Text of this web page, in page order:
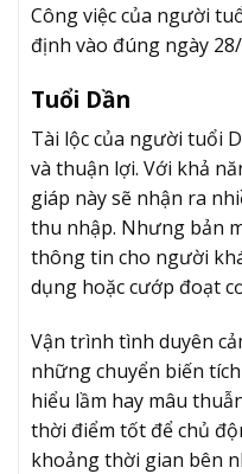
Công việc của người
định vào đúng ngày
Tuổi Dần
Tài lộc của người tuổi
và thuận lợi. Với khả
giáp này sẽ nhận ra
thu nhập. Nhưng bản
thông tin cho người
dụng hoặc cướp đoạt
Vận trình tình duyên
những chuyển biến
hiểu lầm hay mâu
thời điểm tốt để chủ
khoảng thời gian bên